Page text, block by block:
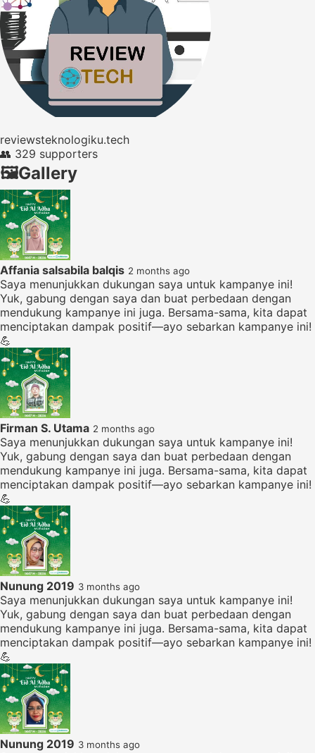
reviewsteknologiku.tech
👥 329 supporters
🖼️Gallery
Affania salsabila balqis 2 months ago
Saya menunjukkan dukungan saya untuk kampanye ini!
Yuk, gabung dengan saya dan buat perbedaan dengan
mendukung kampanye ini juga. Bersama-sama, kita dapat
menciptakan dampak positif—ayo sebarkan kampanye ini!
💪
Firman S. Utama 2 months ago
Saya menunjukkan dukungan saya untuk kampanye ini!
Yuk, gabung dengan saya dan buat perbedaan dengan
mendukung kampanye ini juga. Bersama-sama, kita dapat
menciptakan dampak positif—ayo sebarkan kampanye ini!
💪
Nunung 2019 3 months ago
Saya menunjukkan dukungan saya untuk kampanye ini!
Yuk, gabung dengan saya dan buat perbedaan dengan
mendukung kampanye ini juga. Bersama-sama, kita dapat
menciptakan dampak positif—ayo sebarkan kampanye ini!
💪
Nunung 2019 3 months ago